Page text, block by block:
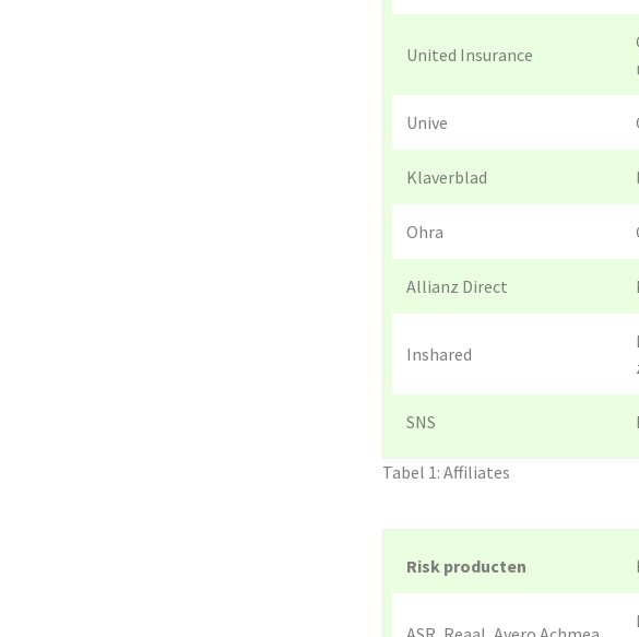
United Insurance
Unive
Klaverblad
Ohra
Allianz Direct
Inshared
SNS
Tabel 1: Affiliates
Risk producten